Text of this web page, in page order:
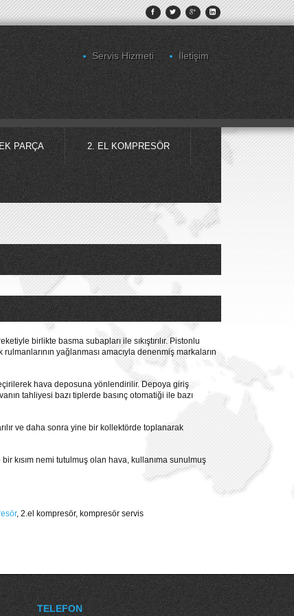
İletişim
Servis Hizmeti
PARÇA 2. EL KOMPRESÖR
birlikte basma subapları ile sıkıştırılır. Pistonlu
yağlanması amacıyla denenmiş markaların
hava deposuna yönlendirilir. Depoya giriş
tahliyesi bazı tiplerde basınç otomatiği ile bazı
ve daha sonra yine bir kollektörde toplanarak
kısım nemi tutulmuş olan hava, kullanıma sunulmuş
, 2.el kompresör, kompresör servis
TELEFON